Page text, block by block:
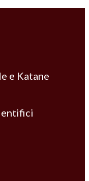
e Katane